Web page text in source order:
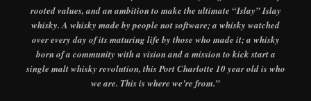
rooted values, and an ambition to make the ultimate “Islay” Islay
whisky. A whisky made by people not software; a whisky watched
over every day of its maturing life by those who made it; a whisky
born of a community with a vision and a mission to kick start a
single malt whisky revolution, this Port Charlotte 10 year old is who
we are. This is where we’re from.”